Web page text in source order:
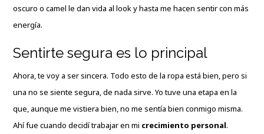
oscuro o camel le dan vida al look y hasta me hacen sentir con más
energía.
Sentirte segura es lo principal
Ahora, te voy a ser sincera. Todo esto de la ropa está bien, pero si
una no se siente segura, de nada sirve. Yo tuve una etapa en la
que, aunque me vistiera bien, no me sentía bien conmigo misma.
Ahí fue cuando decidí trabajar en mi crecimiento personal.